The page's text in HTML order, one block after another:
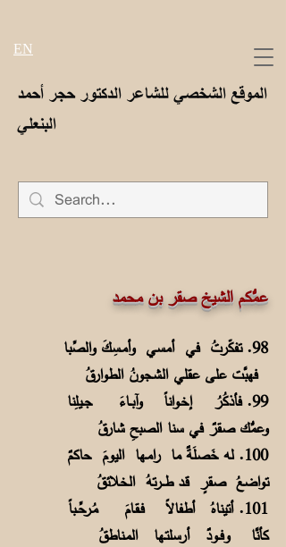
الموقع الشخصي للشاعر الدكتور حجر أحمد
البنعلي
EN
عمُّكم الشيخ صقر بن محمد
98. تفكّرتُ في أمسي وأمـسِكَ والصِّبا
فهبَّت على عقلي الشجونُ الطوارقُ
99. فأذكُرُ إخـواناً وآبــاءَ جــيلِنا
وعمُّك صقرٌ في سنا الصبحِ شارقُ
100. له خَصلَةٌ ما رامـها اليومَ حاكمٌ
تواضعُ صقرٍ قـد طـــرتهُ الخلائقُ
101. أتيناهُ أطفالاً فـقـامَ مُـرحِّــباً
كأنَّا وفــودٌ أرسلتـها المـناطقُ